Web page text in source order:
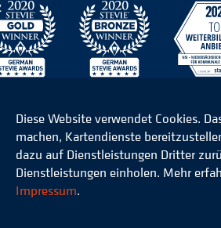
2026 Niedersächsisches Studieninstitut
Diese Website verwendet Cookies.
machen, Kartendienste
dazu auf Dienstleistungen Dritter
Dienstleistungen einholen. Mehr
Impressum.